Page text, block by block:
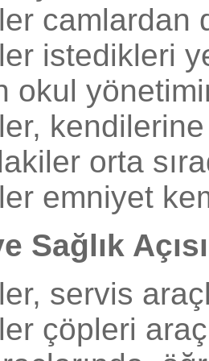
camlardan
istedikleri
okul
orta
emniyet
Sağlık
servis
çöpleri